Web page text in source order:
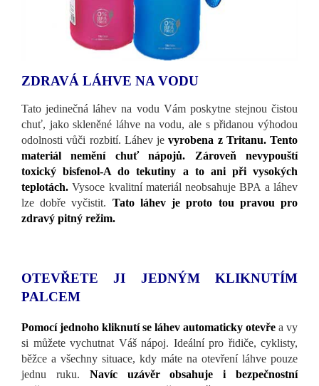
ZDRAVÁ LÁHVE NA VODU
Tato jedinečná láhev na vodu Vám poskytne stejnou čistou
chuť, jako skleněné láhve na vodu, ale s přidanou výhodou
odolnosti vůči rozbití. Láhev jevyrobena z Tritanu. Tento
materiál nemění chuť nápojů. Zároveň nevypouští
toxický bisfenol-A do tekutiny a to ani při vysokých
teplotách. Vysoce kvalitní materiál neobsahuje BPA a láhev
lze dobře vyčistit. Tato láhev je proto tou pravou pro
zdravý pitný režim.
OTEVŘETE JI JEDNÝM KLIKNUTÍM
PALCEM
Pomocí jednoho kliknutí se láhev automaticky otevře a vy
si můžete vychutnat Váš nápoj. Ideální pro řidiče, cyklisty,
běžce a všechny situace, kdy máte na otevření láhve pouze
jednu ruku. Navíc uzávěr obsahuje i bezpečnostní